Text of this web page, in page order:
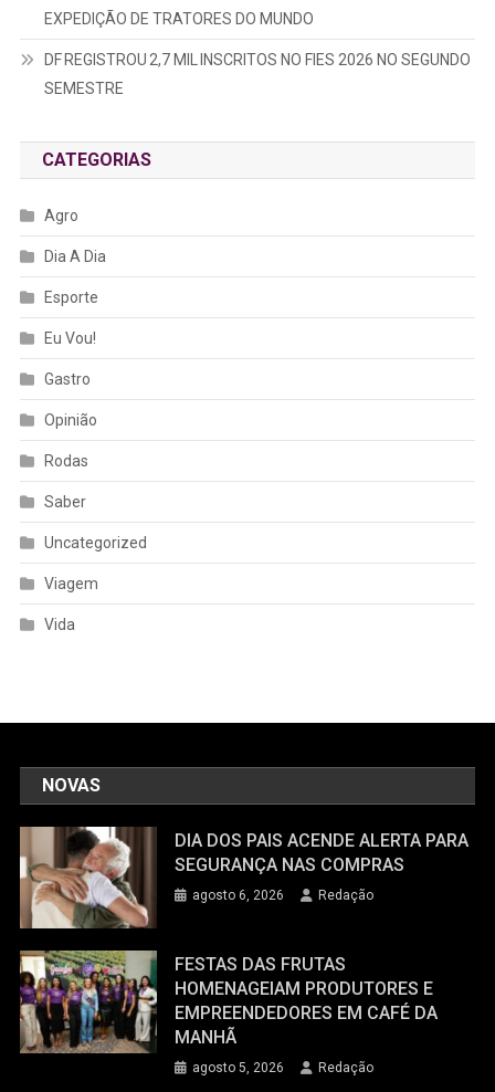
EXPEDIÇÃO DE TRATORES DO MUNDO
DF REGISTROU 2,7 MIL INSCRITOS NO FIES 2026 NO SEGUNDO
SEMESTRE
CATEGORIAS
Agro
Dia A Dia
Esporte
Eu Vou!
Gastro
Opinião
Rodas
Saber
Uncategorized
Viagem
Vida
NOVAS
DIA DOS PAIS ACENDE ALERTA PARA
SEGURANÇA NAS COMPRAS
agosto 6, 2026 Redação
FESTAS DAS FRUTAS
HOMENAGEIAM PRODUTORES E
EMPREENDEDORES EM CAFÉ DA
MANHÃ
agosto 5, 2026 Redação